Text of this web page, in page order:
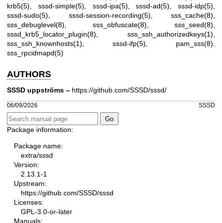
krb5(5), sssd-simple(5), sssd-ipa(5),sssd-ad(5), sssd-idp(5),
sssd-sudo(5), sssd-session-recording(5), sss_cache(8),
sss_debuglevel(8), sss_obfuscate(8), sss_seed(8),
sssd_krb5_locator_plugin(8), sss_ssh_authorizedkeys(1),
sss_ssh_knownhosts(1), sssd-ifp(5), pam_sss(8).
sss_rpcidmapd(5)
AUTHORS
SSSD uppströms – https://github.com/SSSD/sssd/
06/09/2026 SSSD
Package information:
Package name:
extra/sssd
Version:
2.13.1-1
Upstream:
https://github.com/SSSD/sssd
Licenses:
GPL-3.0-or-later
Manuals: